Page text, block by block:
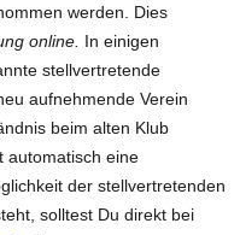
werden. Dies
online. In einigen
stellvertretende
aufnehmende Verein
beim alten Klub
automatisch eine
der stellvertretenden
solltest Du direkt bei